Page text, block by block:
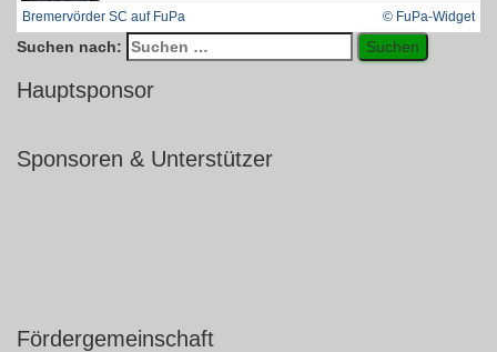
Bremervörder SC auf FuPa © FuPa-Widget
Suchen nach:
Hauptsponsor
Sponsoren & Unterstützer
Fördergemeinschaft